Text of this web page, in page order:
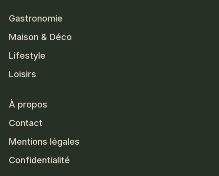
Gastronomie
Maison & Déco
Lifestyle
Loisirs
À propos
Contact
Mentions légales
Confidentialité